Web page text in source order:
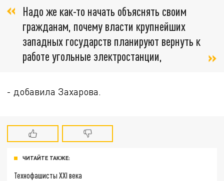
Надо же как-то начать объяснять своим
гражданам, почему власти крупнейших
западных государств планируют вернуть к
работе угольные электростанции,
- добавила Захарова.
ЧИТАЙТЕ ТАКЖЕ:
Технофашисты XXI века